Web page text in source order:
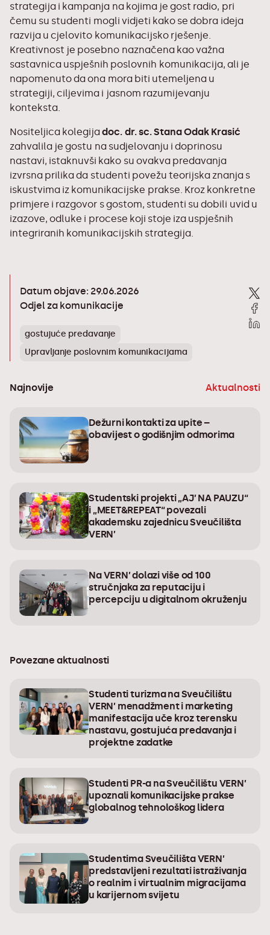
strategija i kampanja na kojima je gost radio, pri
čemu su studenti mogli vidjeti kako se dobra ideja
razvija u cjelovito komunikacijsko rješenje.
Kreativnost je posebno naznačena kao važna
sastavnica uspješnih poslovnih komunikacija, ali je
napomenuto da ona mora biti utemeljena u
strategiji, ciljevima i jasnom razumijevanju
konteksta.
Nositeljica kolegijadoc. dr. sc. Stana Odak Krasić
zahvalila je gostu na sudjelovanju i doprinosu
nastavi, istaknuvši kako su ovakva predavanja
izvrsna prilika da studenti povežu teorijska znanja s
iskustvima iz komunikacijske prakse. Kroz konkretne
primjere i razgovor s gostom, studenti su dobili uvid u
izazove, odluke i procese koji stoje iza uspješnih
integriranih komunikacijskih strategija.
Datum objave: 29.06.2026
Odjel za komunikacije
gostujuće predavanje
Upravljanje poslovnim komunikacijama
Najnovije Aktualnosti
Dežurni kontakti za upite –
obavijest o godišnjim odmorima
Studentski projekti „AJ’ NA PAUZU“
i „MEET&REPEAT“ povezali
akademsku zajednicu Sveučilišta
VERN’
Na VERN’ dolazi više od 100
stručnjaka za reputaciju i
percepciju u digitalnom okruženju
Povezane aktualnosti
Studenti turizma na Sveučilištu
VERN’ menadžment i marketing
manifestacija uče kroz terensku
nastavu, gostujuća predavanja i
projektne zadatke
Studenti PR-a na Sveučilištu VERN’
upoznali komunikacijske prakse
globalnog tehnološkog lidera
Studentima Sveučilišta VERN’
predstavljeni rezultati istraživanja
o realnim i virtualnim migracijama
u karijernom svijetu